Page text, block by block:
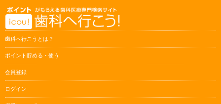
歯科へ行こうとは？
ポイント貯める・使う
会員登録
ログイン